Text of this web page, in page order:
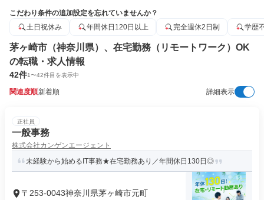
こだわり条件の追加設定を忘れていませんか？
土日祝休み
年間休日120日以上 完全週休2日制 学歴
茅ヶ崎市（神奈川県）、在宅勤務（リモートワーク）OK
の転職・求人情報
42件1〜42件目を表示中
関連度順新着順 詳細表示
正社員
一般事務
株式会社カンゲンエージェント
未経験から始めるIT事務★在宅勤務あり／年間休日130日◎
〒253-0043神奈川県茅ヶ崎市元町